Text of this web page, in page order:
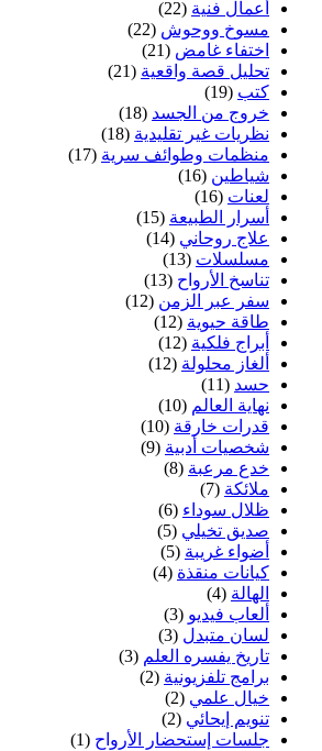
أعمال فنية (22)
مسوخ ووحوش (22)
اختفاء غامض (21)
تحليل قصة واقعية (21)
كتب (19)
خروج من الجسد (18)
نظريات غير تقليدية (18)
منظمات وطوائف سرية (17)
شياطين (16)
لعنات (16)
أسرار الطبيعة (15)
علاج روحاني (14)
مسلسلات (13)
تناسخ الأرواح (13)
سفر عبر الزمن (12)
طاقة حيوية (12)
أبراج فلكية (12)
ألغاز محلولة (12)
حسد (11)
نهاية العالم (10)
قدرات خارقة (10)
شخصيات أدبية (9)
خدع مرعبة (8)
ملائكة (7)
ظلال سوداء (6)
صديق تخيلي (5)
أضواء غريبة (5)
كيانات منقذة (4)
الهالة (4)
ألعاب فيديو (3)
لسان متبدل (3)
تاريخ يفسره العلم (3)
برامج تلفزيونية (2)
خيال علمي (2)
تنويم إيحائي (2)
جلسات إستحضار الأرواح (1)